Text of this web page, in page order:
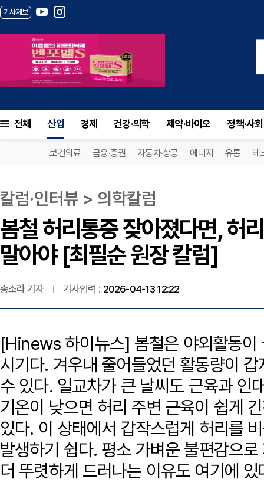
기사제보
전체 산업 경제 건강·의학 제약·바이오 정책·사회
보건의료 금융·증권 자동차·항공 에너지 유통 테
칼럼·인터뷰 > 의학칼럼
봄철 허리통증 잦아졌다면, 허
말아야 [최필순 원장 칼럼]
송소라 기자 기사입력 : 2026-04-13 12:22
[Hinews 하이뉴스] 봄철은 야외활동이
시기다. 겨우내 줄어들었던 활동량이
수 있다. 일교차가 큰 날씨도 근육과 인
기온이 낮으면 허리 주변 근육이 쉽게
있다. 이 상태에서 갑작스럽게 허리를
발생하기 쉽다. 평소 가벼운 불편감으
더 뚜렷하게 드러나는 이유도 여기에 있